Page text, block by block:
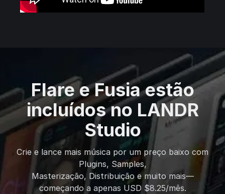
Flare e Fusia estão
incluídos no LANDR
Studio
Crie e lance mais música por um preço baixo com
Plugins, Samples,
Masterização, Distribuição e muito mais—
começando a apenas USD $8.25/mês.